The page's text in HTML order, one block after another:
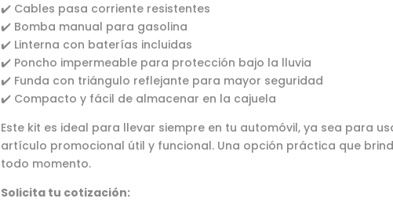
✔️ Cables pasa corriente resistentes
✔️ Bomba manual para gasolina
✔️ Linterna con baterías incluidas
✔️ Poncho impermeable para protección bajo la lluvia
✔️ Funda con triángulo reflejante para mayor seguridad
✔️ Compacto y fácil de almacenar en la cajuela
Este kit es ideal para llevar siempre en tu automóvil, ya sea para
artículo promocional útil y funcional. Una opción práctica que
todo momento.
Solicita tu cotización: